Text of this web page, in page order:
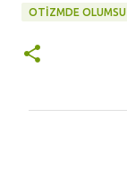
OTIZMDE